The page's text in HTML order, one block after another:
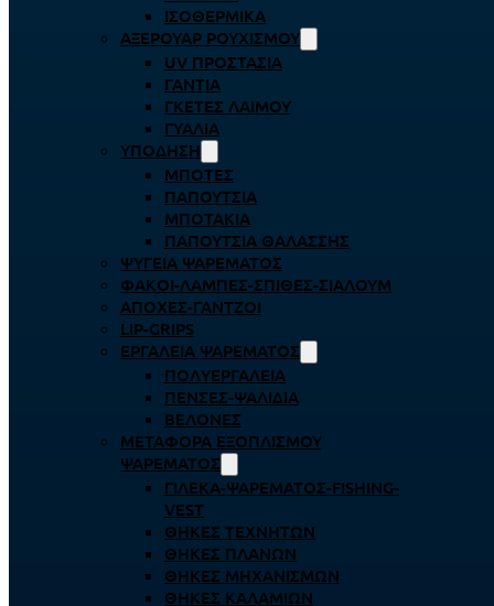
ΙΣΟΘΕΡΜΙΚΆ
ΑΞΕΡΟΥΆΡ ΡΟΥΧΙΣΜΟΎ
UV ΠΡΟΣΤΑΣΊΑ
ΓΆΝΤΙΑ
ΓΚΈΤΕΣ ΛΑΊΜΟΥ
ΓΥΑΛΙΆ
ΥΠΌΔΗΣΗ
ΜΠΌΤΕΣ
ΠΑΠΟΎΤΣΙΑ
ΜΠΟΤΆΚΙΑ
ΠΑΠΟΎΤΣΙΑ ΘΑΛΆΣΣΗΣ
ΨΥΓΕΊΑ ΨΑΡΈΜΑΤΟΣ
ΦΑΚΟΊ-ΛΆΜΠΕΣ-ΣΠΊΘΕΣ-ΣΊΑΛΟΥΜ
ΑΠΌΧΕΣ-ΓΆΝΤΖΟΙ
LIP-GRIPS
EΡΓΑΛΕΊΑ ΨΑΡΈΜΑΤΟΣ
ΠΟΛΥΕΡΓΑΛΕΊΑ
ΠΈΝΣΕΣ-ΨΑΛΊΔΙΑ
ΒΕΛΌΝΕΣ
ΜΕΤΑΦΟΡΆ ΕΞΟΠΛΙΣΜΟΎ
ΨΑΡΈΜΑΤΟΣ
ΓΙΛΈΚΑ-ΨΑΡΈΜΑΤΟΣ-FISHING-
VEST
ΘΉΚΕΣ ΤΕΧΝΗΤΏΝ
ΘΉΚΕΣ ΠΛΆΝΩΝ
ΘΉΚΕΣ ΜΗΧΑΝΙΣΜΏΝ
ΘΉΚΕΣ ΚΑΛΑΜΙΏΝ